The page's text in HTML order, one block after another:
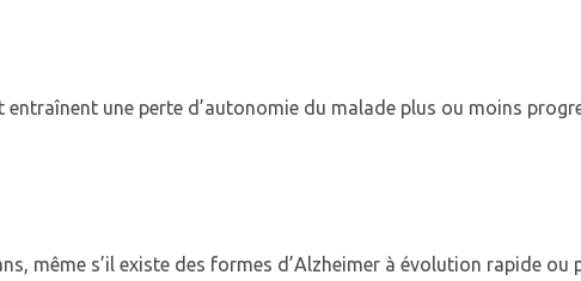
entraînent une perte d’autonomie du malade plus ou moins
même s’il existe des formes d’Alzheimer à évolution rapide ou